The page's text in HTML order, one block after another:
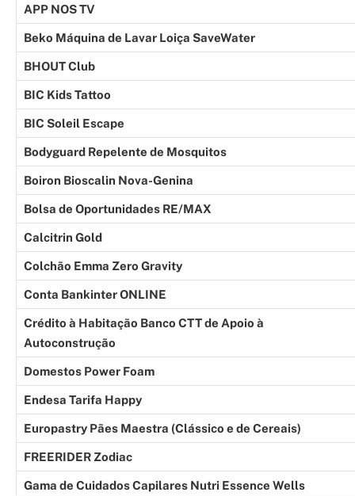
APP NOS TV
Beko Máquina de Lavar Loiça SaveWater
BHOUT Club
BIC Kids Tattoo
BIC Soleil Escape
Bodyguard Repelente de Mosquitos
Boiron Bioscalin Nova-Genina
Bolsa de Oportunidades RE/MAX
Calcitrin Gold
Colchão Emma Zero Gravity
Conta Bankinter ONLINE
Crédito à Habitação Banco CTT de Apoio à
Autoconstrução
Domestos Power Foam
Endesa Tarifa Happy
Europastry Pães Maestra (Clássico e de Cereais)
FREERIDER Zodiac
Gama de Cuidados Capilares Nutri Essence Wells